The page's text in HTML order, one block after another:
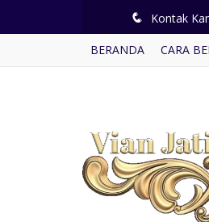
q Kontak
BERANDA CARA